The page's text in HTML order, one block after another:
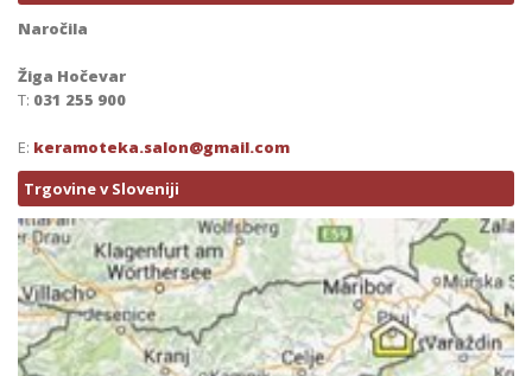
Naročila
Žiga Hočevar
T: 031 255 900
E: keramoteka.salon@gmail.com
Trgovine v Sloveniji